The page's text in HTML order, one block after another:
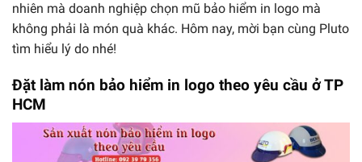
nhiên mà doanh nghiệp chọn mũ bảo hiểm in logo mà
không phải là món quà khác. Hôm nay, mời bạn cùng Pluto
tìm hiểu lý do nhé!
Đặt làm nón bảo hiểm in logo theo yêu cầu ở TP
HCM